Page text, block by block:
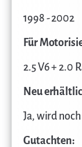
1998 - 2002
Für
2.5 V6 + 2.0
Neu
Ja, wird
Gutachten: